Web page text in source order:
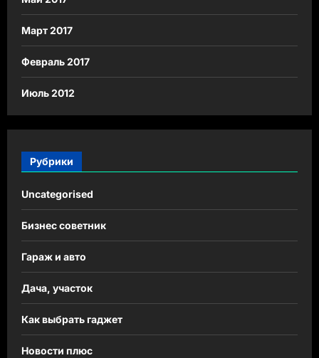
Март 2017
Февраль 2017
Июль 2012
Рубрики
Uncategorised
Бизнес советник
Гараж и авто
Дача, участок
Как выбрать гаджет
Новости плюс